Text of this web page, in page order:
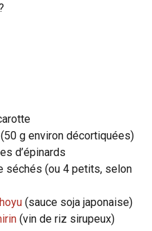
g environ décortiquées)
d’épinards
séchés (ou 4 petits, selon
(sauce soja japonaise)
(vin de riz sirupeux)